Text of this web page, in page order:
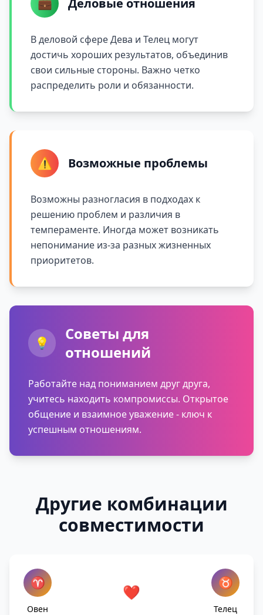
💼 Деловые отношения
В деловой сфере Дева и Телец могут
достичь хороших результатов, объединив
свои сильные стороны. Важно четко
распределить роли и обязанности.
⚠️ Возможные проблемы
Возможны разногласия в подходах к
решению проблем и различия в
темпераменте. Иногда может возникать
непонимание из-за разных жизненных
приоритетов.
💡
Советы для
отношений
Работайте над пониманием друг друга,
учитесь находить компромиссы. Открытое
общение и взаимное уважение - ключ к
успешным отношениям.
Другие комбинации
совместимости
♈
Овен
❤️ ♉
Телец